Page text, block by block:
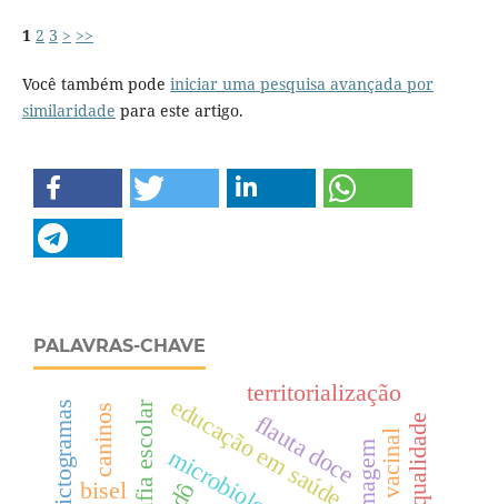
1 2 3 > >>
Você também pode iniciar uma pesquisa avançada por
similaridade para este artigo.
PALAVRAS-CHAVE
educação em saúde
bisel
flauta doce
territorialização
pictogramas caninos